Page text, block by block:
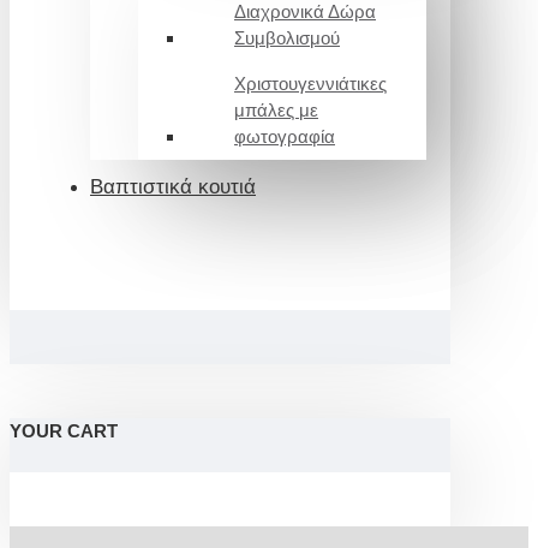
Διαχρονικά Δώρα
Συμβολισμού
Χριστουγεννιάτικες
μπάλες με
φωτογραφία
Βαπτιστικά κουτιά
YOUR CART